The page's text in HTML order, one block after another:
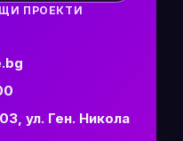
ПРОЕКТИ
ул. Ген. Никола